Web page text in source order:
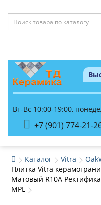
Вт-Вс 10:00-19:00,
+7 (901) 774-21-
Каталог Vitra
Плитка Vitra
Матовый R10A
MPL